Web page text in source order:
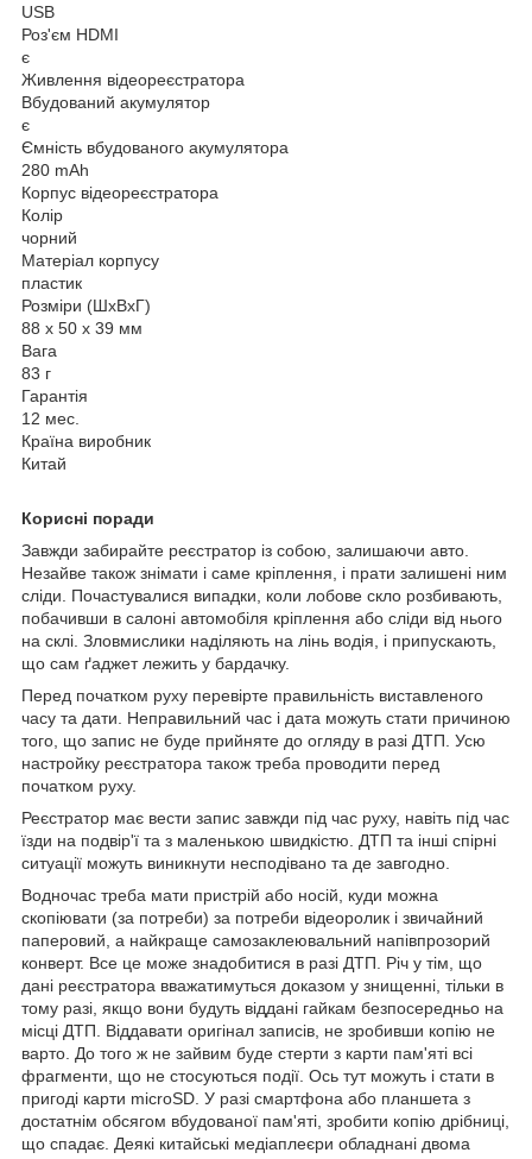
USB
Роз'єм HDMI
є
Живлення відеореєстратора
Вбудований акумулятор
є
Ємність вбудованого акумулятора
280 mAh
Корпус відеореєстратора
Колір
чорний
Матеріал корпусу
пластик
Розміри (ШхВхГ)
88 х 50 х 39 мм
Вага
83 г
Гарантія
12 мес.
Країна виробник
Китай
Корисні поради
Завжди забирайте реєстратор із собою, залишаючи авто.
Незайве також знімати і саме кріплення, і прати залишені ним
сліди. Почастувалися випадки, коли лобове скло розбивають,
побачивши в салоні автомобіля кріплення або сліди від нього
на склі. Зловмислики наділяють на лінь водія, і припускають,
що сам ґаджет лежить у бардачку.
Перед початком руху перевірте правильність виставленого
часу та дати. Неправильний час і дата можуть стати причиною
того, що запис не буде прийняте до огляду в разі ДТП. Усю
настройку реєстратора також треба проводити перед
початком руху.
Реєстратор має вести запис завжди під час руху, навіть під час
їзди на подвір'ї та з маленькою швидкістю. ДТП та інші спірні
ситуації можуть виникнути несподівано та де завгодно.
Водночас треба мати пристрій або носій, куди можна
скопіювати (за потреби) за потреби відеоролик і звичайний
паперовий, а найкраще самозаклеювальний напівпрозорий
конверт. Все це може знадобитися в разі ДТП. Річ у тім, що
дані реєстратора вважатимуться доказом у знищенні, тільки в
тому разі, якщо вони будуть віддані гайкам безпосередньо на
місці ДТП. Віддавати оригінал записів, не зробивши копію не
варто. До того ж не зайвим буде стерти з карти пам'яті всі
фрагменти, що не стосуються події. Ось тут можуть і стати в
пригоді карти microSD. У разі смартфона або планшета з
достатнім обсягом вбудованої пам'яті, зробити копію дрібниці,
що спадає. Деякі китайські медіаплеєри обладнані двома